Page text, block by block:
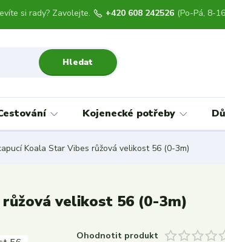
Hledat
si rady? Zavolejte. +420 608 242526 (Po-Pá, 8-
Kojenecké potřeby
Koala Star Vibes růžová velikost 56 (0-3m)
velikost 56 (0-3m)
Ohodnotit produkt